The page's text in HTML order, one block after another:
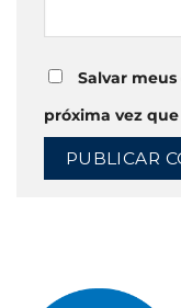
Salvar
próxima vez